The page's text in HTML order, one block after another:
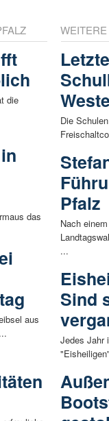
die
das
aus
Die
Pfalz
Nach
...
Sind
Jedes Jahr